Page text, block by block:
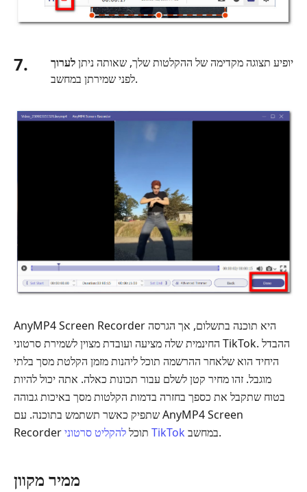
7. יופיע תצוגה מקדימה של ההקלטות שלך, שאותה ניתןלערוך
לפני שמירתן במחשב.
AnyMP4 Screen Recorder היא תוכנה בתשלום, אך הגרסה
החינמית שלה מציעה ועובדת מצוין לשמירת סרטוני TikTok. ההבדל
היחיד הוא שלאחר ההרשמה תוכל ליהנות מזמן הקלטת מסך בלתי
מוגבל. זהו מחיר קטן לשלם עבור תכונות כאלה. אתה יכול להיות
בטוח שתקבל את כספך בחזרה בדמות הקלטות מסך באיכות גבוהה
שתפיק כאשר תשתמש בתוכנה. עם AnyMP4 Screen
Recorder תוכל להקליט סרטוני TikTok במחשב.
ממיר מקוון